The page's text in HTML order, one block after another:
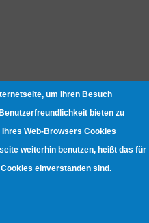
um Ihren Besuch
bieten zu
Web-Browsers Cookies
weiterhin benutzen, heißt das für
einverstanden sind.